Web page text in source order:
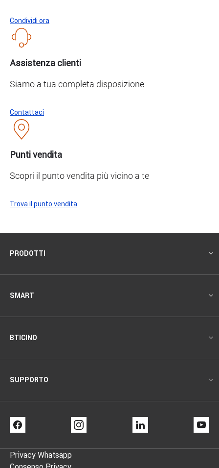
Condividi ora
Assistenza clienti
Siamo a tua completa disposizione
Contattaci
Punti vendita
Scopri il punto vendita più vicino a te
Trova il punto vendita
Footer
PRODOTTI
SMART
BTICINO
SUPPORTO
Privacy Whatsapp